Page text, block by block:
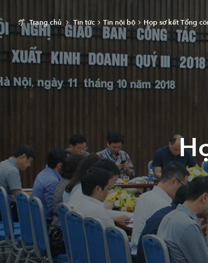
Trang chủ Tin tức Tin nội bộ Họp sơ kết Tổng